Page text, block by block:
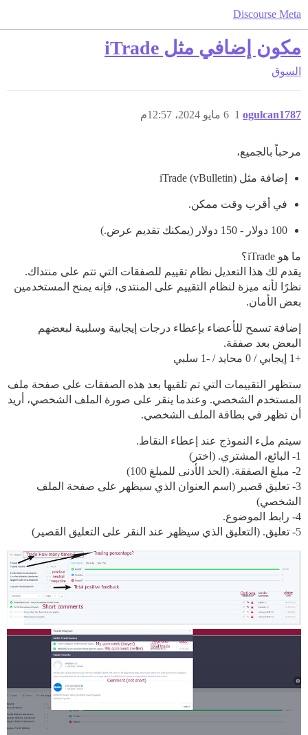
Discourse Meta
مكون إضافي مثل iTrade
السوق
ogulcan1787 6 مايو 2024، 12:57م 1
مرحباً بالجميع،
إضافة مثل iTrade (vBulletin)
في أقرب وقت ممكن.
100 دولار - 150 دولار (يمكنك تقديم عرض.)
ما هو iTrade؟
يقدم لك هذا التعديل نظام تقييم للصفقات التي تتم على منتداك.
نظرًا لأنه ميزة لنظام التقييم على المنتدى، فإنه يمنح المستخدمين
بعض الأمان.
إضافة تسمح للأعضاء بإعطاء درجات إيجابية وسلبية لبعضهم
البعض بعد صفقة.
+1 إيجابي / 0 محايد / -1 سلبي
ستظهر التقييمات التي تم تلقيها بعد هذه الصفقات على صفحة ملف
المستخدم الشخصي. وعندما ينقر على صورة الملف الشخصي، أريد
أن تظهر في بطاقة الملف الشخصي.
سيتم ملء النموذج عند إعطاء النقاط.
1- البائع، المشتري. (اختر)
2- مبلغ الصفقة. (الحد الأدنى للمبلغ 100)
3- تعليق قصير (اسم العنوان الذي سيظهر على صفحة الملف
الشخصي)
4- رابط الموضوع.
5- تعليق. (التعليق الذي سيظهر عند النقر على التعليق القصير)